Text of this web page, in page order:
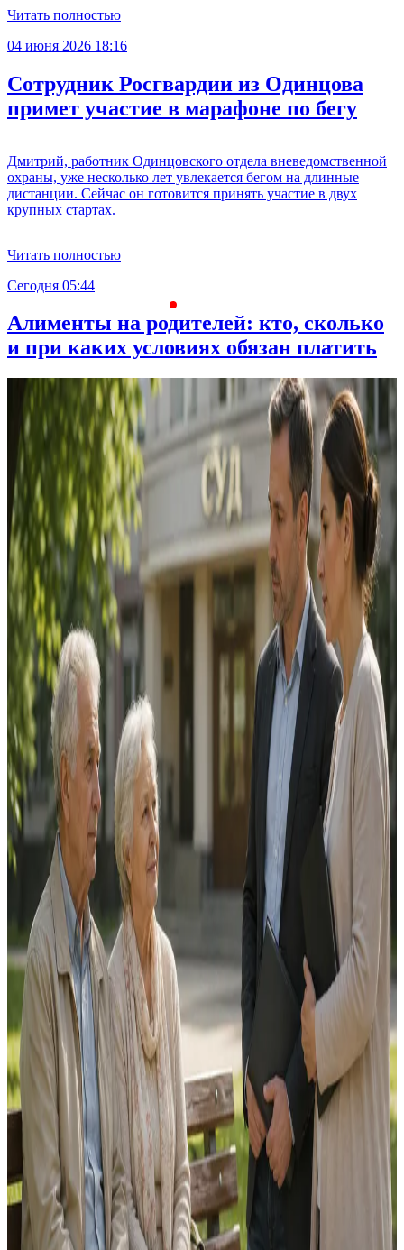
Читать полностью
04 июня 2026 18:16
Сотрудник Росгвардии из Одинцова
примет участие в марафоне по бегу
Дмитрий, работник Одинцовского отдела вневедомственной
охраны, уже несколько лет увлекается бегом на длинные
дистанции. Сейчас он готовится принять участие в двух
крупных стартах.
Читать полностью
Сегодня 05:44
Алименты на родителей: кто, сколько
и при каких условиях обязан платить